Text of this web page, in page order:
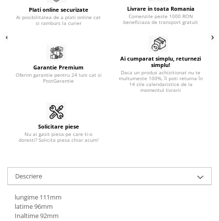
Plati online securizate
Ai posibilitatea de a plati online cat
si ramburs la curier
Livrare in toata Romania
Comenzile peste 1000 RON
beneficiaza de transport gratuit
Garantie Premium
Oferim garantie pentru 24 luni cat si
PostGarantie
Ai cumparat simplu, returnezi
simplu!
Daca un produs achizitionat nu te
multumeste 100%, îl poti returna în
14 zile calendaristice de la
momentul livrarii
Solicitare piese
Nu ai gasit piesa pe care ti-o
doresti? Solicita piesa chiar acum!
Descriere
lungime 111mm
latime 96mm
Inaltime 92mm